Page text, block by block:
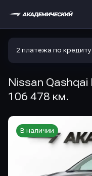
2 платежа по
Nissan Qashqai
106 478 км.
В наличии